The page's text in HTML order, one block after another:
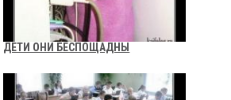
ДЕТИ ОНИ БЕСПОЩАДНЫ